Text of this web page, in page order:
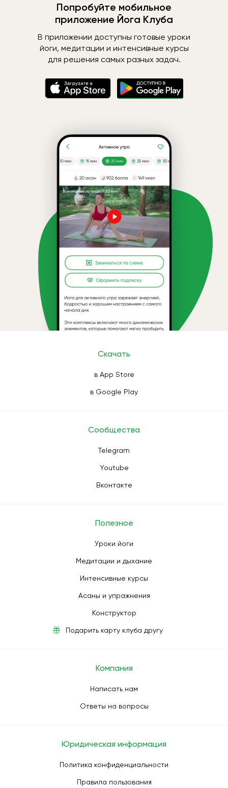
Попробуйте мобильное
приложение Йога Клуба
В приложении доступны готовые уроки
йоги, медитации и интенсивные курсы
для решения самых разных задач.
Скачать
в App Store
в Google Play
Сообщества
Telegram
Youtube
Вконтакте
Полезное
Уроки йоги
Медитации и дыхание
Интенсивные курсы
Асаны и упражнения
Конструктор
Подарить карту клуба другу
Компания
Написать нам
Ответы на вопросы
Юридическая информация
Политика конфиденциальности
Правила пользования